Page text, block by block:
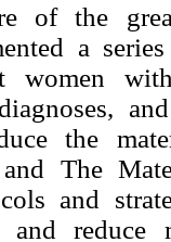
of the
a
women
the
The
and
and reduce